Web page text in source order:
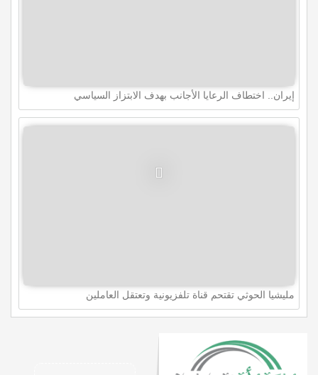
إيران.. اختطاف الرعايا الأجانب بهدف الابتزاز السياسي
مليشيا الحوثي تقتحم قناة تلفزيونية وتعتقل العاملين